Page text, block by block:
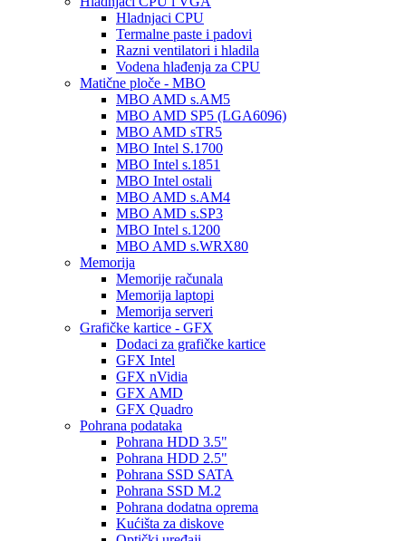
Hladnjaci CPU
Termalne paste i padovi
Razni ventilatori i hladila
Vodena hlađenja za CPU
Matične ploče - MBO
MBO AMD s.AM5
MBO AMD SP5 (LGA6096)
MBO AMD sTR5
MBO Intel S.1700
MBO Intel s.1851
MBO Intel ostali
MBO AMD s.AM4
MBO AMD s.SP3
MBO Intel s.1200
MBO AMD s.WRX80
Memorija
Memorije računala
Memorija laptopi
Memorija serveri
Grafičke kartice - GFX
Dodaci za grafičke kartice
GFX Intel
GFX nVidia
GFX AMD
GFX Quadro
Pohrana podataka
Pohrana HDD 3.5"
Pohrana HDD 2.5"
Pohrana SSD SATA
Pohrana SSD M.2
Pohrana dodatna oprema
Kućišta za diskove